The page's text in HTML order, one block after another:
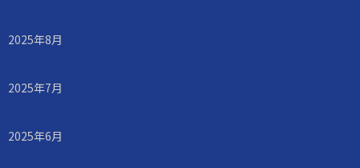
2025年8月
2025年7月
2025年6月